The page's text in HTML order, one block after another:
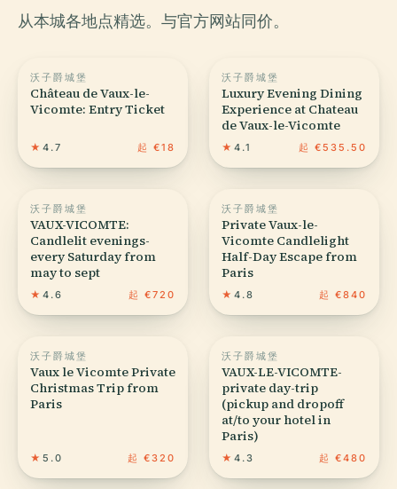
从本城各地点精选。与官方网站同价。
沃子爵城堡
Château de Vaux-le-
Vicomte: Entry Ticket
★ 4.7 起 €18
沃子爵城堡
Luxury Evening Dining
Experience at Chateau
de Vaux-le-Vicomte
★ 4.1 起 €535.50
沃子爵城堡
VAUX-VICOMTE:
Candlelit evenings-
every Saturday from
may to sept
★ 4.6 起 €720
沃子爵城堡
Private Vaux-le-
Vicomte Candlelight
Half-Day Escape from
Paris
★ 4.8 起 €840
沃子爵城堡
Vaux le Vicomte Private
Christmas Trip from
Paris
★ 5.0 起 €320
沃子爵城堡
VAUX-LE-VICOMTE-
private day-trip
(pickup and dropoff
at/to your hotel in
Paris)
★ 4.3 起 €480